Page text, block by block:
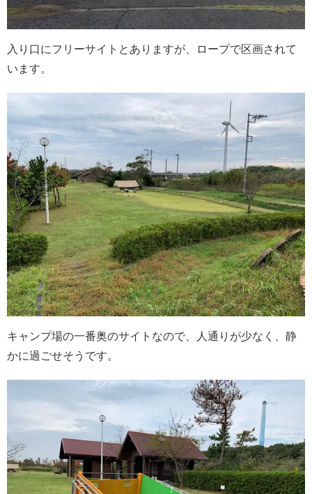
入り口にフリーサイトとありますが、ロープで区画されて
います。
キャンプ場の一番奥のサイトなので、人通りが少なく、静
かに過ごせそうです。